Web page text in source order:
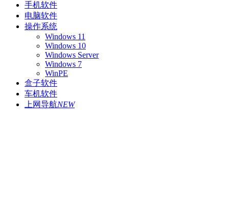
手机软件
电脑软件
操作系统
Windows 11
Windows 10
Windows Server
Windows 7
WinPE
盒子软件
车机软件
上网导航NEW